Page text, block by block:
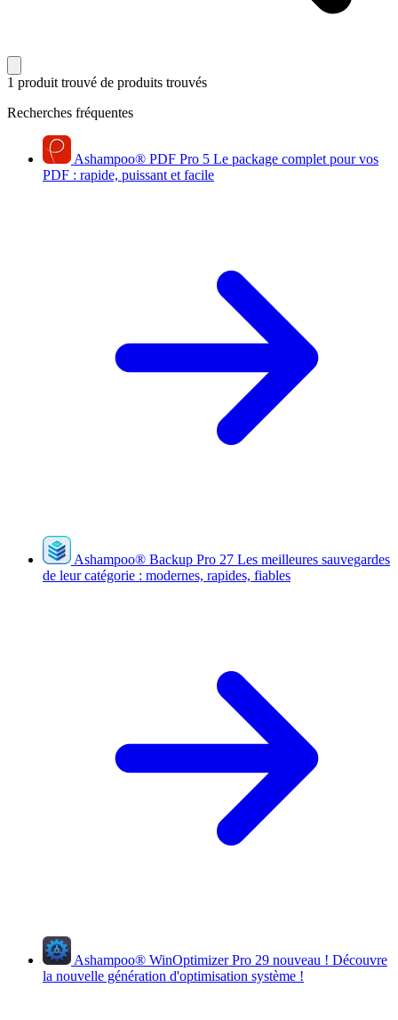
1 produit trouvé de produits trouvés
Recherches fréquentes
Ashampoo® PDF Pro 5 Le package complet pour vos
PDF : rapide, puissant et facile
Ashampoo® Backup Pro 27 Les meilleures sauvegardes
de leur catégorie : modernes, rapides, fiables
Ashampoo® WinOptimizer Pro 29 nouveau ! Découvre
la nouvelle génération d'optimisation système !